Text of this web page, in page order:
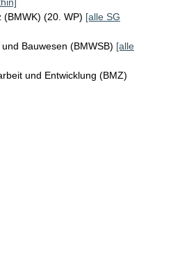
(20. WP) [alle SG
Bauwesen (BMWSB) [alle
und Entwicklung (BMZ)